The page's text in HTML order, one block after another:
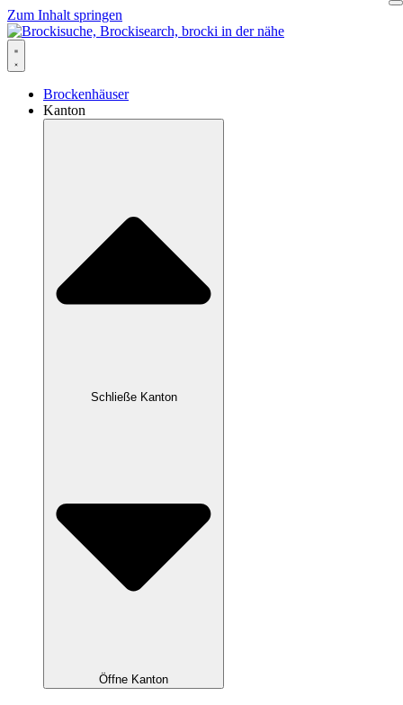
Zum Inhalt springen
Brockenhäuser
Kanton
Schließe Kanton
Öffne Kanton